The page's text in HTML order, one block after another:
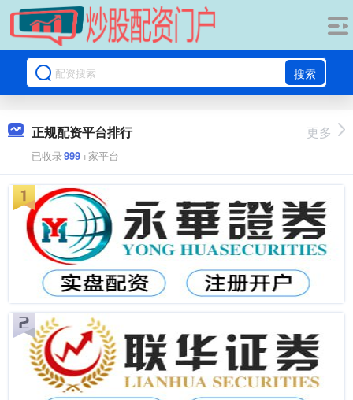
搜索
正规配资平台排行
已收录999+家平台
更多